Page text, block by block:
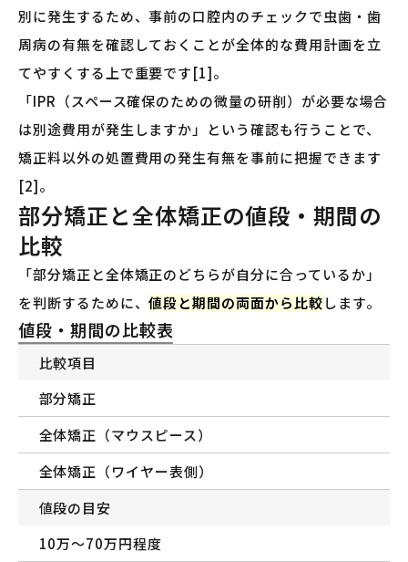
別に発生するため、事前の口腔内のチェックで虫歯・歯
周病の有無を確認しておくことが全体的な費用計画を立
てやすくする上で重要です[1]。
「IPR（スペース確保のための微量の研削）が必要な場合
は別途費用が発生しますか」という確認も行うことで、
矯正料以外の処置費用の発生有無を事前に把握できます
[2]。
部分矯正と全体矯正の値段・期間の
比較
「部分矯正と全体矯正のどちらが自分に合っているか」
を判断するために、値段と期間の両面から比較します。
値段・期間の比較表
比較項目
部分矯正
全体矯正（マウスピース）
全体矯正（ワイヤー表側）
値段の目安
10万〜70万円程度